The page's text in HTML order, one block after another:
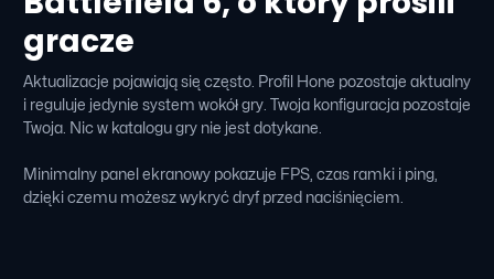
gracze
Aktualizacje pojawiają się często. Profil Hone pozostaje aktualny
i reguluje jedynie system wokół gry. Twoja konfiguracja pozostaje
Twoja. Nic w katalogu gry nie jest dotykane.
Minimalny panel ekranowy pokazuje FPS, czas ramki i ping,
dzięki czemu możesz wykryć dryf przed naciśnięciem.